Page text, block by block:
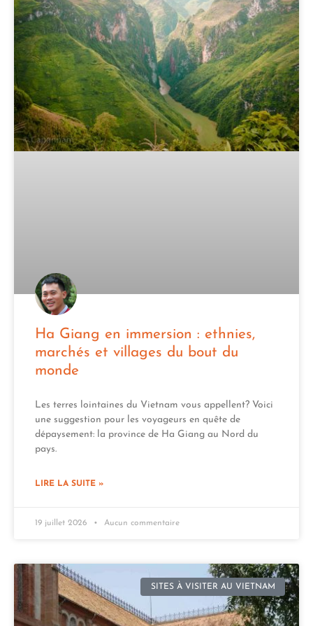
Ha Giang en immersion : ethnies,
marchés et villages du bout du
monde
Les terres lointaines du Vietnam vous appellent? Voici
une suggestion pour les voyageurs en quête de
dépaysement: la province de Ha Giang au Nord du
pays.
LIRE LA SUITE »
19 juillet 2026 Aucun commentaire
SITES À VISITER AU VIETNAM